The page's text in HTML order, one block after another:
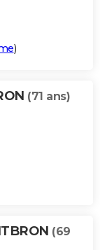
)
(71 ans)
(69